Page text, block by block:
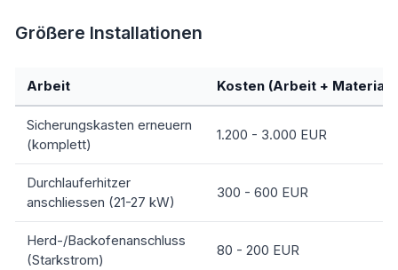
Größere Installationen
Arbeit Kosten (Arbeit + Material)
Sicherungskasten erneuern
(komplett)
1.200 - 3.000 EUR
Durchlauferhitzer
anschliessen (21-27 kW)
300 - 600 EUR
Herd-/Backofenanschluss
(Starkstrom)
80 - 200 EUR